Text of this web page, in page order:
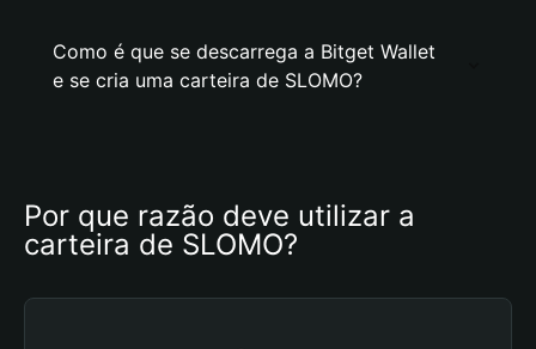
Como é que se descarrega a Bitget Wallet
e se cria uma carteira de SLOMO?
Por que razão deve utilizar a
carteira de SLOMO?